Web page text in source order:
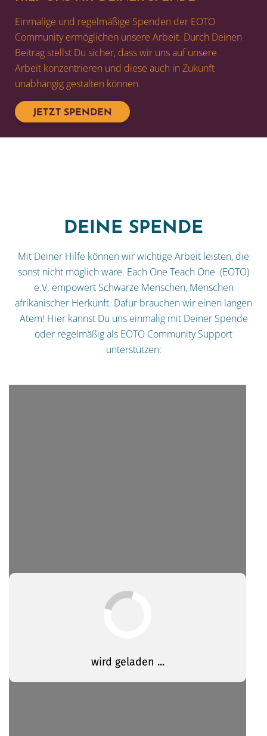
Einmalige und regelmäßige Spenden der EOTO
Community ermöglichen unsere Arbeit. Durch Deinen
Beitrag stellst Du sicher, dass wir uns auf unsere
Arbeit konzentrieren und diese auch in Zukunft
unabhängig gestalten können.
JETZT SPENDEN
DEINE SPENDE
Mit Deiner Hilfe können wir wichtige Arbeit leisten, die
sonst nicht möglich wäre. Each One Teach One (EOTO)
e.V. empowert Schwarze Menschen, Menschen
afrikanischer Herkunft. Dafür brauchen wir einen langen
Atem! Hier kannst Du uns einmalig mit Deiner Spende
oder regelmäßig als EOTO Community Support
unterstützen: